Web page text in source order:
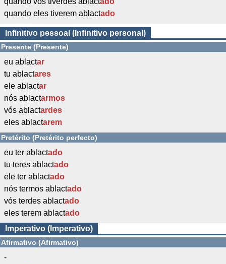
quando eles tiverem ablactado
Infinitivo pessoal (Infinitivo personal)
Presente (Presente)
eu ablactar
tu ablactares
ele ablactar
nós ablactarmos
vós ablactardes
eles ablactarem
Pretérito (Pretérito perfecto)
eu ter ablactado
tu teres ablactado
ele ter ablactado
nós termos ablactado
vós terdes ablactado
eles terem ablactado
Imperativo (Imperativo)
Afirmativo (Afirmativo)
-